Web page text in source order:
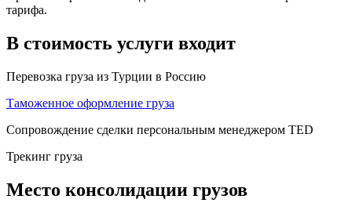
тарифа.
В стоимость услуги входит
Перевозка груза из Турции в Россию
Таможенное оформление груза
Сопровождение сделки персональным менеджером TED
Трекинг груза
Место консолидации грузов